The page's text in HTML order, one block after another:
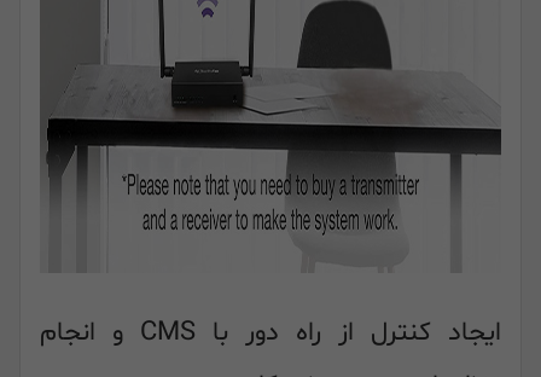
ایجاد کنترل از راه دور با CMS و انجام